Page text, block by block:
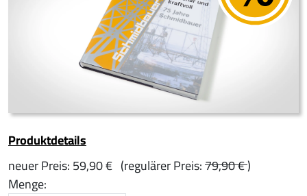
Produktdetails
neuer Preis:59,90 € (regulärer Preis:79,90 €)
Menge: